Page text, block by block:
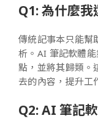
Q1: 為什麼
傳統記事本只能幫
析。AI 筆記軟體
點，並將其歸類。
去的內容，提升工
Q2: AI 筆記